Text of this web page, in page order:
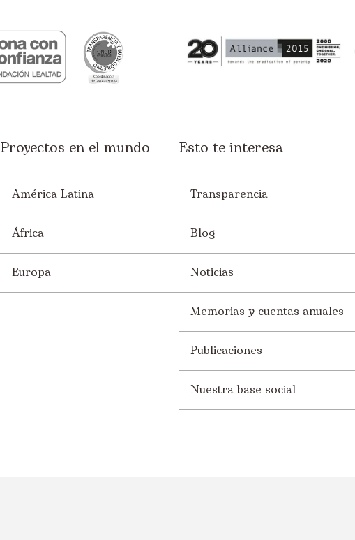
Proyectos en el mundo
América Latina
África
Europa
Esto te interesa
Transparencia
Blog
Noticias
Memorias y cuentas anuales
Publicaciones
Nuestra base social